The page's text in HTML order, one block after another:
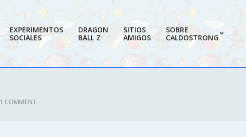
EXPERIMENTOS
SOCIALES
DRAGON
BALL Z
SITIOS
AMIGOS
SOBRE
CALDOSTRONG
1 COMMENT